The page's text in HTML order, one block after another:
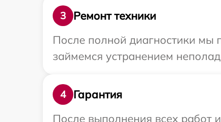
3
Ремонт техники
После полной диагностики мы
займемся устранением
4
Гарантия
После выполнения всех работ